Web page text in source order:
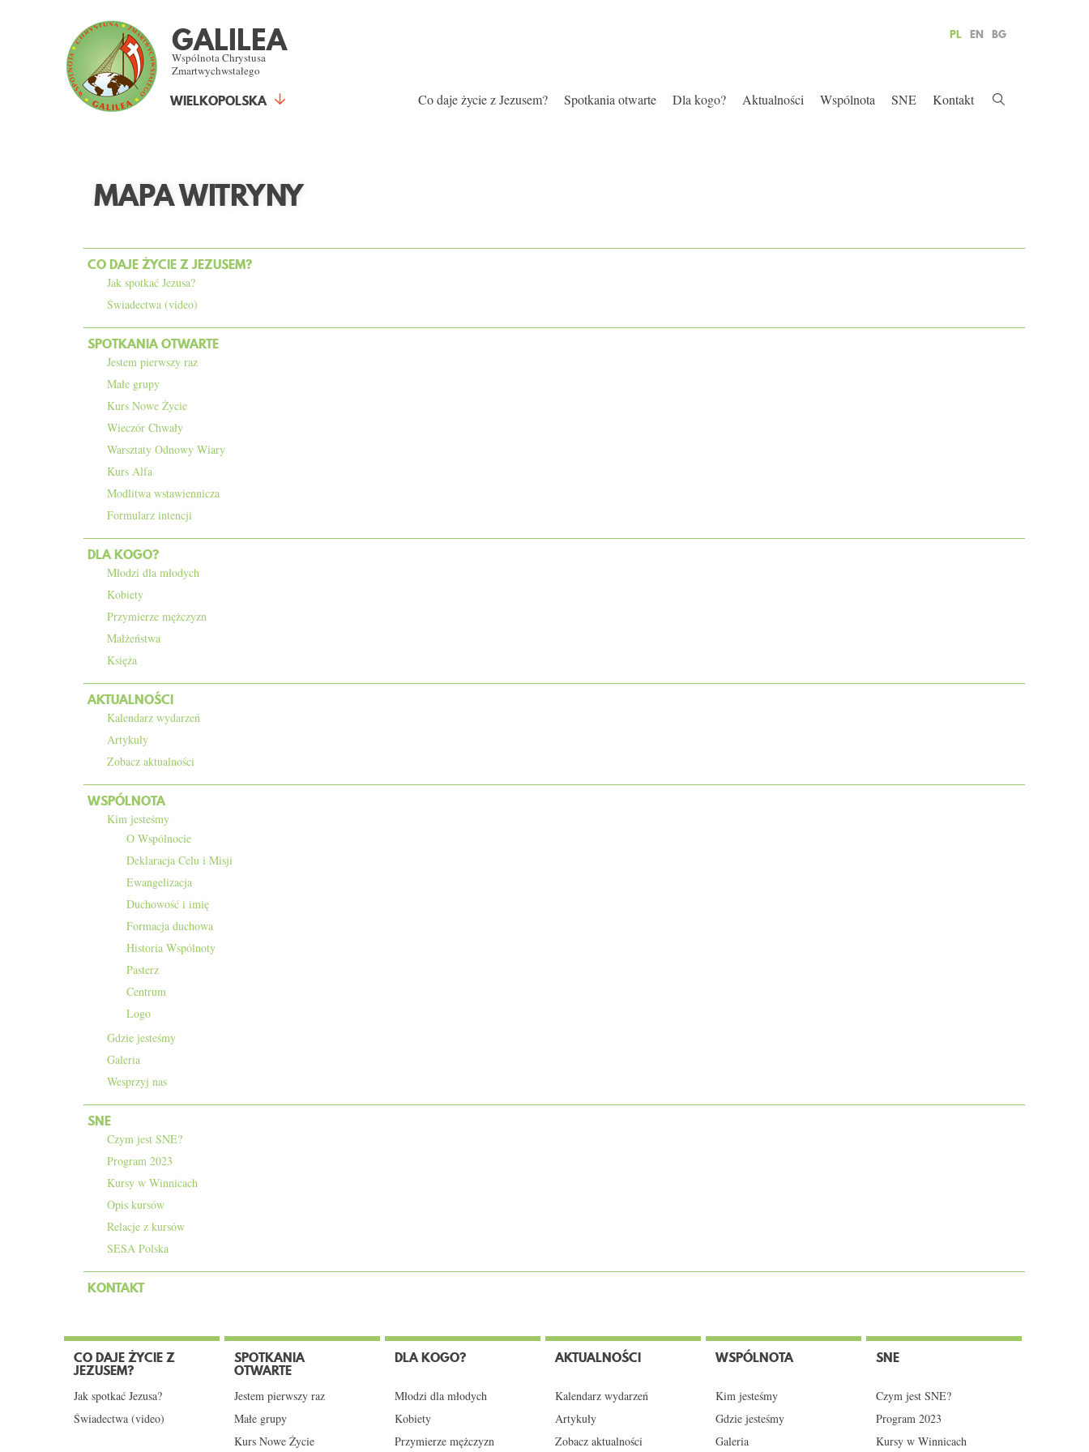
GALILEA
Wspólnota Chrystusa
Zmartwychwstałego
WIELKOPOLSKA
PL EN BG
Co daje życie z Jezusem? Spotkania otwarte Dla kogo? Aktualności Wspólnota SNE Kontakt
MAPA WITRYNY
CO DAJE ŻYCIE Z JEZUSEM?
Jak spotkać Jezusa?
Świadectwa (video)
SPOTKANIA OTWARTE
Jestem pierwszy raz
Małe grupy
Kurs Nowe Życie
Wieczór Chwały
Warsztaty Odnowy Wiary
Kurs Alfa
Modlitwa wstawiennicza
Formularz intencji
DLA KOGO?
Młodzi dla młodych
Kobiety
Przymierze mężczyzn
Małżeństwa
Księża
AKTUALNOŚCI
Kalendarz wydarzeń
Artykuły
Zobacz aktualności
WSPÓLNOTA
Kim jesteśmy
O Wspólnocie
Deklaracja Celu i Misji
Ewangelizacja
Duchowość i imię
Formacja duchowa
Historia Wspólnoty
Pasterz
Centrum
Logo
Gdzie jesteśmy
Galeria
Wesprzyj nas
SNE
Czym jest SNE?
Program 2023
Kursy w Winnicach
Opis kursów
Relacje z kursów
SESA Polska
KONTAKT
CO DAJE ŻYCIE Z
JEZUSEM?
Jak spotkać Jezusa?
Świadectwa (video)
SPOTKANIA
OTWARTE
Jestem pierwszy raz
Małe grupy
Kurs Nowe Życie
DLA KOGO?
Młodzi dla młodych
Kobiety
Przymierze mężczyzn
AKTUALNOŚCI
Kalendarz wydarzeń
Artykuły
Zobacz aktualności
WSPÓLNOTA
Kim jesteśmy
Gdzie jesteśmy
Galeria
SNE
Czym jest SNE?
Program 2023
Kursy w Winnicach